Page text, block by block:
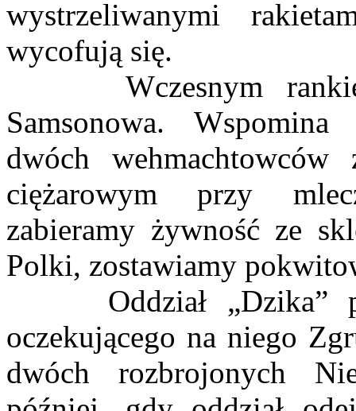
wystrzeliwanymi
wycofują się.
Wczesnym
Samsonowa.
dwóch
ciężarowym przy
zabieramy żywność ze
Polki, zostawiamy
Oddział „Dzika” po
oczekującego na niego
dwóch rozbrojonych